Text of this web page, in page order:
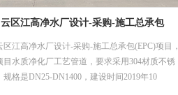
品有限公司二期、三期厂房及配套工程
品有限公司二期、三期厂房及配套工程，主要用
给排水管网，要求采用304材质不锈钢工业管，
、DN 219*4、DN 325*4.5，建设时间2021